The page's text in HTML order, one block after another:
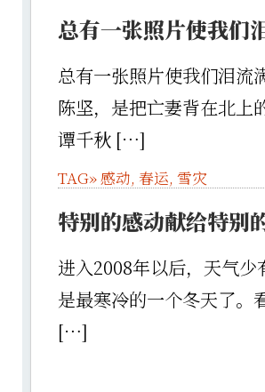
总有一张照片使我们
总有一张照片使我们泪流
陈坚，是把亡妻背在北上
谭千秋 […]
TAG»感动, 春运, 雪灾
特别的感动献给特别
进入2008年以后，天气
是最寒冷的一个冬天了。
[…]